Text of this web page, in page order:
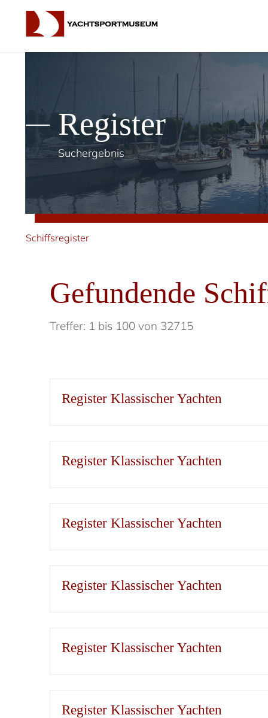
Register
Suchergebnis
Schiffsregister
Gefundende
Treffer: 1 bis 100 von 32715
Register Klassischer Yachten
Register Klassischer Yachten
Register Klassischer Yachten
Register Klassischer Yachten
Register Klassischer Yachten
Register Klassischer Yachten